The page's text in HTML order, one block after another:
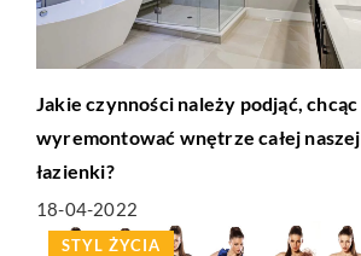
Jakie czynności należy podjąć, chcąc
wyremontować wnętrze całej naszej
łazienki?
18-04-2022
STYL ŻYCIA